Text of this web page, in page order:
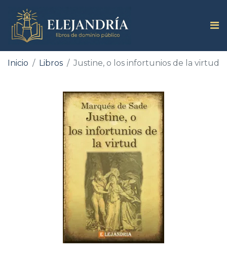
Inicio Libros Justine, o los infortunios de la virtud